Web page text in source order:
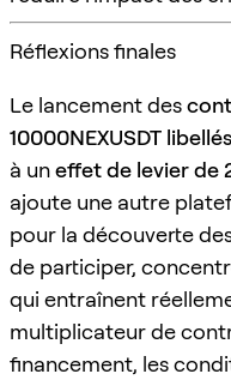
Réflexions finales
Le lancement des
10000NEXUSDT
à uneffet de levier de
ajoute une autre
pour la découverte
de participer,
qui entraînent
multiplicateur de
financement, les